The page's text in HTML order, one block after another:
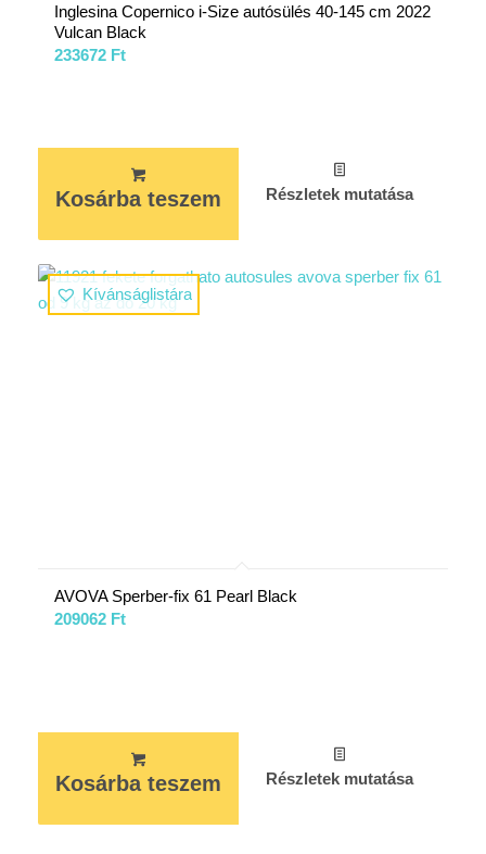
Inglesina Copernico i-Size autósülés 40-145 cm 2022
Vulcan Black
233672 Ft
Kosárba teszem Részletek mutatása
Kívánságlistára
AVOVA Sperber-fix 61 Pearl Black
209062 Ft
Kosárba teszem Részletek mutatása